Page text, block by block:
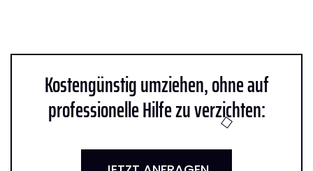
Kostengünstig umziehen, ohne auf
professionelle Hilfe zu verzichten: